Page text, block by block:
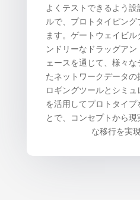
よくテストできるよう
ルで、プロトタイピン
ます。ゲートウェイビ
ンドリーなドラッグア
ェースを通じて、様々
たネットワークデータの
ロギングツールとシミ
を活用してプロトタイプ
とで、コンセプトから
な移行を実